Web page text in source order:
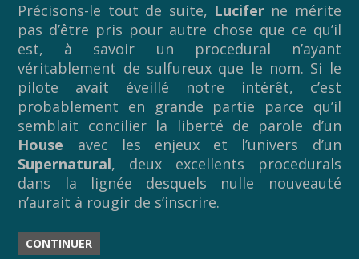
Précisons-le tout de suite, Luciferne mérite
pas d’être pris pour autre chose que ce qu’il
est, à savoir un procedural n’ayant
véritablement de sulfureux que le nom. Si le
pilote avait éveillé notre intérêt, c’est
probablement en grande partie parce qu’il
semblait concilier la liberté de parole d’un
House avec les enjeux et l’univers d’un
Supernatural, deux excellents procedurals
dans la lignée desquels nulle nouveauté
n’aurait à rougir de s’inscrire.
CONTINUER